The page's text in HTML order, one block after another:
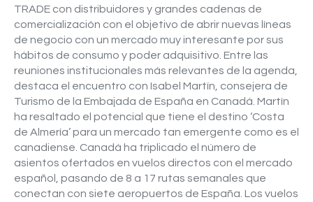
TRADE con distribuidores y grandes cadenas de
comercialización con el objetivo de abrir nuevas líneas
de negocio con un mercado muy interesante por sus
hábitos de consumo y poder adquisitivo. Entre las
reuniones institucionales más relevantes de la agenda,
destaca el encuentro con Isabel Martín, consejera de
Turismo de la Embajada de España en Canadá. Martín
ha resaltado el potencial que tiene el destino ‘Costa
de Almería’ para un mercado tan emergente como es el
canadiense. Canadá ha triplicado el número de
asientos ofertados en vuelos directos con el mercado
español, pasando de 8 a 17 rutas semanales que
conectan con siete aeropuertos de España. Los vuelos